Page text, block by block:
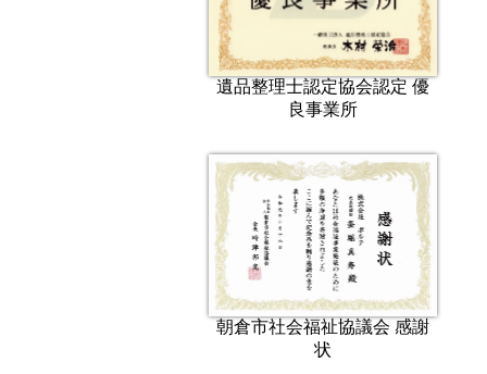
遺品整理士認定協会認定 優
良事業所
朝倉市社会福祉協議会 感謝
状